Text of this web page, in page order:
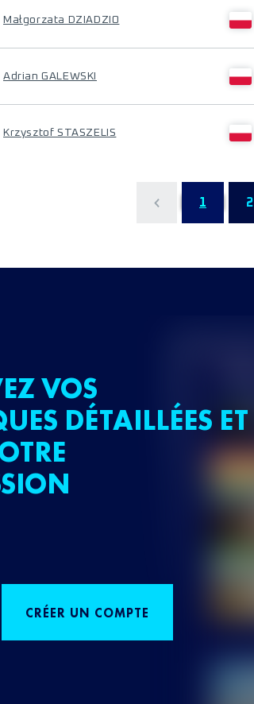
Małgorzata DZIADZIO
Adrian GALEWSKI
Krzysztof STASZELIS
1 2
VOS
DÉTAILLÉES ET
CRÉER UN COMPTE